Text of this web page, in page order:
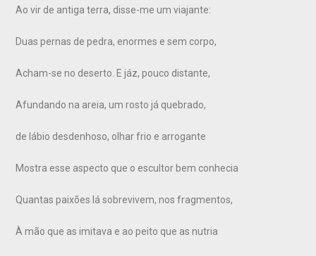
Ao vir de antiga terra, disse-me um viajante:
Duas pernas de pedra, enormes e sem corpo,
Acham-se no deserto. E jáz, pouco distante,
Afundando na areia, um rosto já quebrado,
de lábio desdenhoso, olhar frio e arrogante
Mostra esse aspecto que o escultor bem conhecia
Quantas paixões lá sobrevivem, nos fragmentos,
À mão que as imitava e ao peito que as nutria